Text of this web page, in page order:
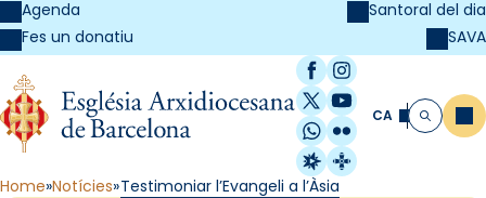
Agenda
Fes un donatiu
Santoral del dia
SAVA
Facebook
Instagram
X / Twitter
YouTube
WhatsApp
Flickr
Radio Estel
Catalunya
CA Cerca
Home Notícies Testimoniar l’Evangeli a l’Àsia